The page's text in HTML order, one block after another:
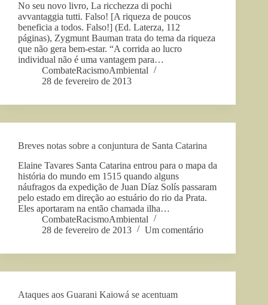
No seu novo livro, La ricchezza di pochi
avvantaggia tutti. Falso! [A riqueza de poucos
beneficia a todos. Falso!] (Ed. Laterza, 112
páginas), Zygmunt Bauman trata do tema da riqueza
que não gera bem-estar. “A corrida ao lucro
individual não é uma vantagem para…
CombateRacismoAmbiental
28 de fevereiro de 2013
Breves notas sobre a conjuntura de Santa Catarina
Elaine Tavares Santa Catarina entrou para o mapa da
história do mundo em 1515 quando alguns
náufragos da expedição de Juan Díaz Solís passaram
pelo estado em direção ao estuário do rio da Prata.
Eles aportaram na então chamada ilha…
CombateRacismoAmbiental
28 de fevereiro de 2013
Um comentário
Ataques aos Guarani Kaiowá se acentuam